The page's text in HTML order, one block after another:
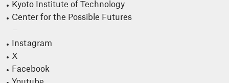
Kyoto Institute of Technology
Center for the Possible Futures
Instagram
X
Facebook